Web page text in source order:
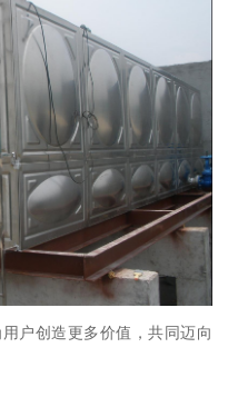
户创造更多价值，共同迈向